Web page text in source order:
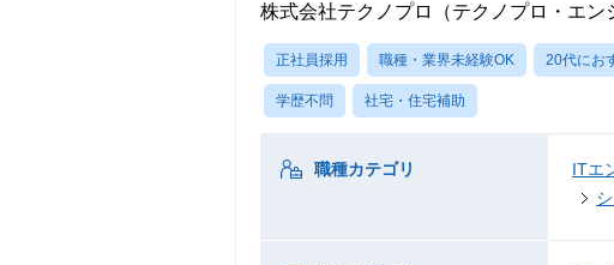
株式会社テクノプロ（テクノプロ・エン
正社員採用 職種・業界未経験OK 20代にお
学歴不問 社宅・住宅補助
職種カテゴリ ITエ